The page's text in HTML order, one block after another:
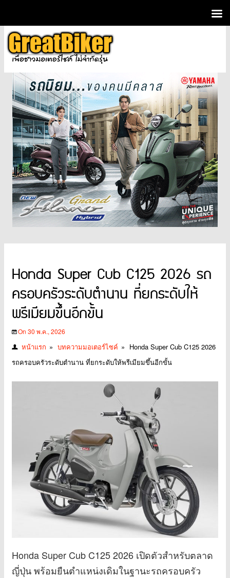
Honda Super Cub C125 2026 รถ
ครอบครัวระดับตำนาน ที่ยกระดับให้
พรีเมียมขึ้นอีกขั้น
On 30 พ.ค., 2026
หน้าแรก » บทความมอเตอร์ไซค์ » Honda Super Cub C125 2026
รถครอบครัวระดับตำนาน ที่ยกระดับให้พรีเมียมขึ้นอีกขั้น
Honda Super Cub C125 2026 เปิดตัวสำหรับตลาด
ญี่ปุ่น พร้อมยืนตำแหน่งเดิมในฐานะรถครอบครัว